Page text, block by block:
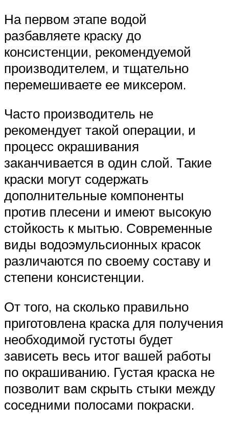
На первом этапе водой
разбавляете краску до
консистенции, рекомендуемой
производителем, и тщательно
перемешиваете ее миксером.
Часто производитель не
рекомендует такой операции, и
процесс окрашивания
заканчивается в один слой. Такие
краски могут содержать
дополнительные компоненты
против плесени и имеют высокую
стойкость к мытью. Современные
виды водоэмульсионных красок
различаются по своему составу и
степени консистенции.
От того, на сколько правильно
приготовлена краска для получения
необходимой густоты будет
зависеть весь итог вашей работы
по окрашиванию. Густая краска не
позволит вам скрыть стыки между
соседними полосами покраски.